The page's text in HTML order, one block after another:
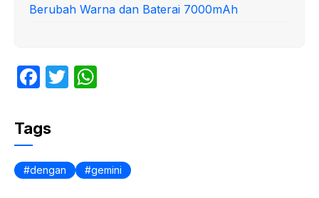
Berubah Warna dan Baterai 7000mAh
F
c
e
b
T
A
Tags
dengan gemini